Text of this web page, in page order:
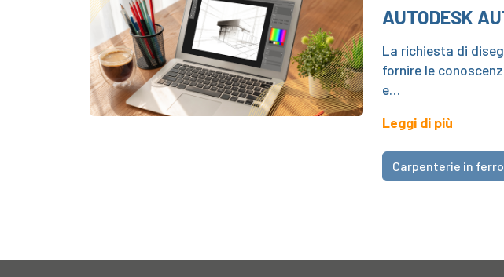
AUTODESK
La richiesta di
fornire le
e…
Leggi di più
Carpenterie in ferro